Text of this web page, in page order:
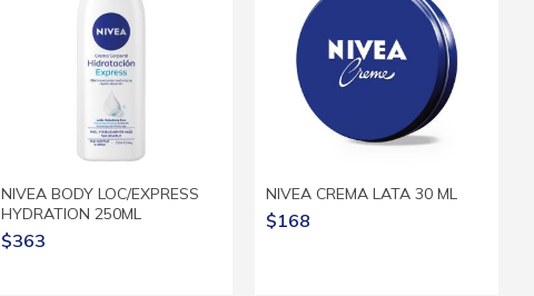
NIVEA BODY LOC/EXPRESS
HYDRATION 250ML
$363
NIVEA CREMA LATA 30 ML
$168